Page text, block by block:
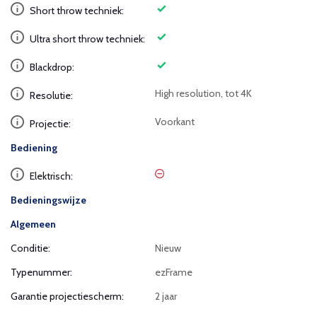
Short throw techniek:
Ultra short throw techniek:
Blackdrop:
Resolutie: High resolution, tot 4K
Projectie: Voorkant
Bediening
Elektrisch:
Bedieningswijze
Algemeen
Conditie:
Nieuw
Typenummer:
ezFrame
Garantie projectiescherm:
2 jaar